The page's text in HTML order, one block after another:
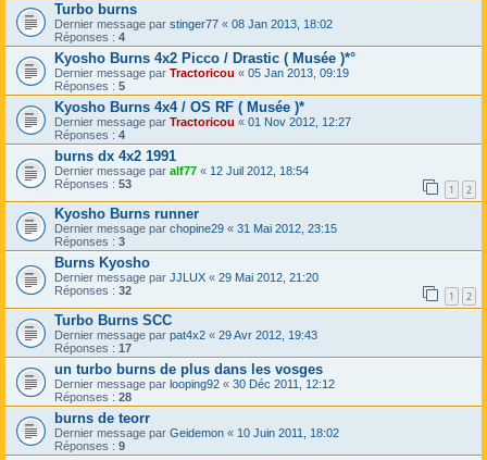
Turbo burns
Dernier message par stinger77 « 08 Jan 2013, 18:02
Réponses : 4
Kyosho Burns 4x2 Picco / Drastic ( Musée )*°
Dernier message par Tractoricou « 05 Jan 2013, 09:19
Réponses : 5
Kyosho Burns 4x4 / OS RF ( Musée )*
Dernier message par Tractoricou « 01 Nov 2012, 12:27
Réponses : 4
burns dx 4x2 1991
Dernier message par alf77 « 12 Juil 2012, 18:54
Réponses : 53 1 2
Kyosho Burns runner
Dernier message par chopine29 « 31 Mai 2012, 23:15
Réponses : 3
Burns Kyosho
Dernier message par JJLUX « 29 Mai 2012, 21:20
Réponses : 32 1 2
Turbo Burns SCC
Dernier message par pat4x2 « 29 Avr 2012, 19:43
Réponses : 17
un turbo burns de plus dans les vosges
Dernier message par looping92 « 30 Déc 2011, 12:12
Réponses : 28
burns de teorr
Dernier message par Geidemon « 10 Juin 2011, 18:02
Réponses : 9